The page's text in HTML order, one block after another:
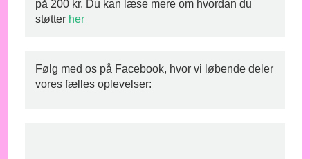
på 200 kr. Du kan læse mere om hvordan du
støtter her
Følg med os på Facebook, hvor vi løbende deler
vores fælles oplevelser: